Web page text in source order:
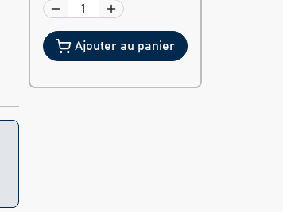
Ajouter au panier